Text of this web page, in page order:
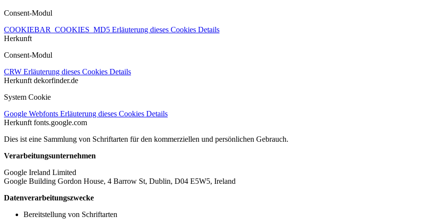
Consent-Modul
COOKIEBAR_COOKIES_MD5 Erläuterung dieses Cookies Details
Herkunft
Consent-Modul
CRW Erläuterung dieses Cookies Details
Herkunft dekorfinder.de
System Cookie
Google Webfonts Erläuterung dieses Cookies Details
Herkunft fonts.google.com
Dies ist eine Sammlung von Schriftarten für den kommerziellen und persönlichen Gebrauch.
Verarbeitungsunternehmen
Google Ireland Limited
Google Building Gordon House, 4 Barrow St, Dublin, D04 E5W5, Ireland
Datenverarbeitungszwecke
Bereitstellung von Schriftarten